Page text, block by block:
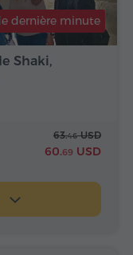
Shaki,
dernière minute
63.46USD
60.69 USD